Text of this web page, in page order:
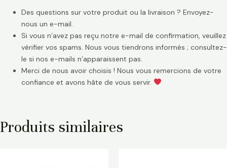
Des questions sur votre produit ou la livraison ? Envoyez-
nous un e-mail.
Si vous n’avez pas reçu notre e-mail de confirmation, veuillez
vérifier vos spams. Nous vous tiendrons informés ; consultez-
le si nos e-mails n’apparaissent pas.
Merci de nous avoir choisis ! Nous vous remercions de votre
confiance et avons hâte de vous servir.
Produits similaires